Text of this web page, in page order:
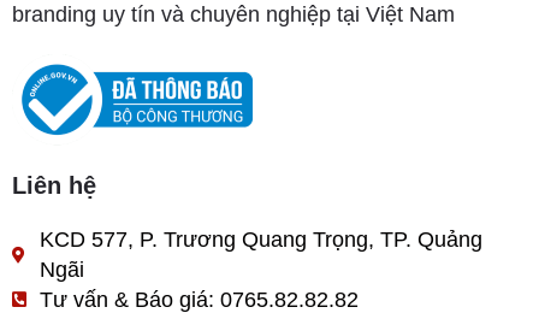
branding uy tín và chuyên nghiệp tại Việt Nam
Liên hệ
KCD 577, P. Trương Quang Trọng, TP. Quảng
Ngãi
Tư vấn & Báo giá: 0765.82.82.82